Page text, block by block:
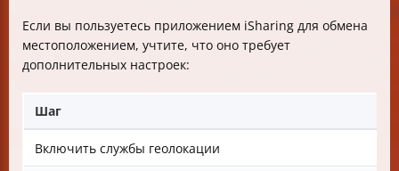
Если вы пользуетесь приложением iSharing для обмена
местоположением, учтите, что оно требует
дополнительных настроек:
Шаг
Включить службы геолокации